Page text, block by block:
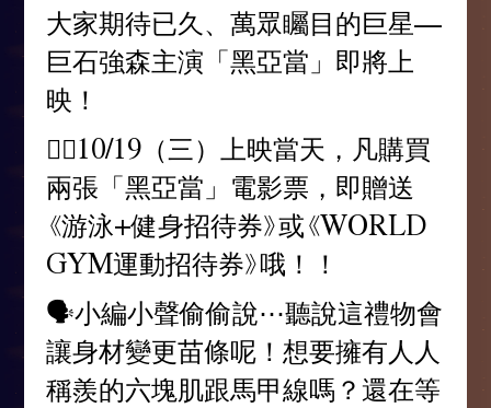
大家期待已久、萬眾矚目的巨星—
巨石強森主演「黑亞當」即將上
映！
👉🏻10/19（三）上映當天，凡購買
兩張「黑亞當」電影票，即贈送
《游泳+健身招待券》或《WORLD
GYM運動招待券》哦！！
🗣️小編小聲偷偷說⋯聽說這禮物會
讓身材變更苗條呢！想要擁有人人
稱羨的六塊肌跟馬甲線嗎？還在等